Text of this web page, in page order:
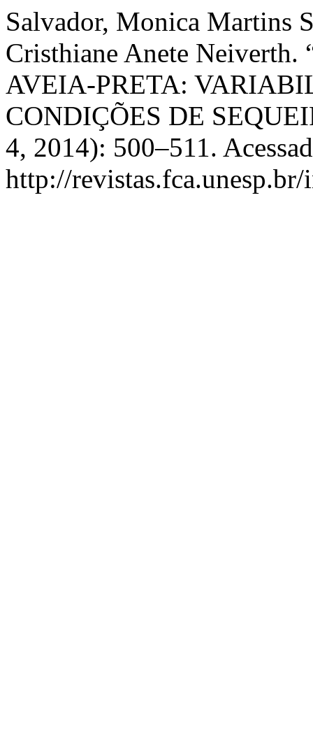
Salvador, Monica Martins
Cristhiane Anete
AVEIA-PRETA:
CONDIÇÕES DE
4, 2014): 500–511.
http://